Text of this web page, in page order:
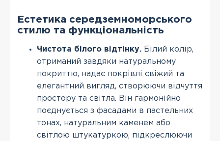
Естетика середземноморського
стилю та функціональність
Чистота білого відтінку. Білий колір,
отриманий завдяки натуральному
покриттю, надає покрівлі свіжий та
елегантний вигляд, створюючи відчуття
простору та світла. Він гармонійно
поєднується з фасадами в пастельних
тонах, натуральним каменем або
світлою штукатуркою, підкреслюючи